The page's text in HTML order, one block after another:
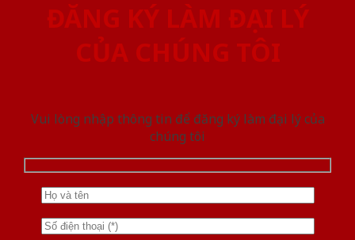
ĐĂNG KÝ LÀM ĐẠI LÝ
CỦA CHÚNG TÔI
Vui lòng nhập thông tin để đăng ký làm đại lý của
chúng tôi